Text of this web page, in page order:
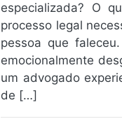
especializada? O
processo legal
pessoa que
emocionalmente
um advogado
de […]